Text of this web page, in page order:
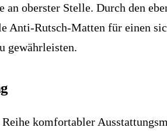
oberster Stelle. Durch den
Anti-Rutsch-Matten für einen
gewährleisten.
komfortabler